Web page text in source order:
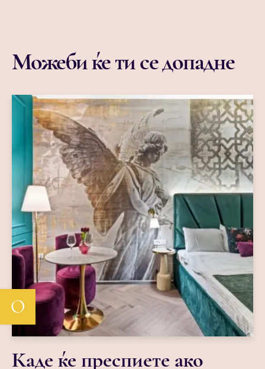
Можеби ќе ти се допадне
О
Каде ќе преспиете ако